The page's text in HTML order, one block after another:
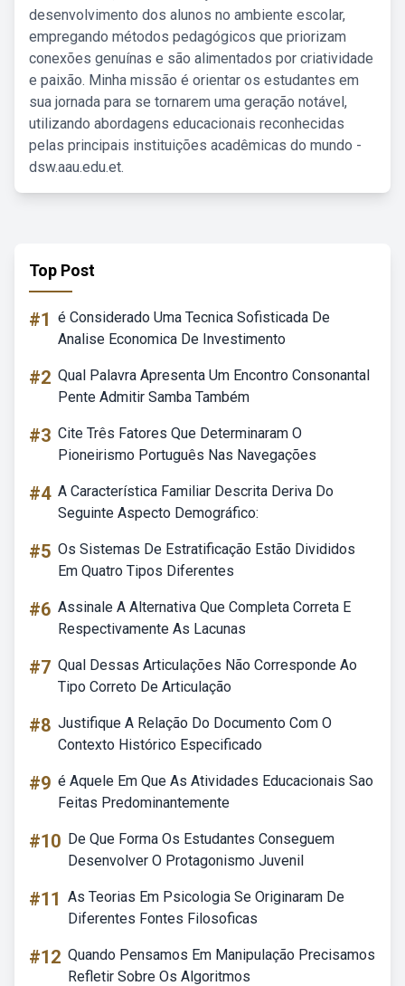
desenvolvimento dos alunos no ambiente escolar,
empregando métodos pedagógicos que priorizam
conexões genuínas e são alimentados por criatividade
e paixão. Minha missão é orientar os estudantes em
sua jornada para se tornarem uma geração notável,
utilizando abordagens educacionais reconhecidas
pelas principais instituições acadêmicas do mundo -
dsw.aau.edu.et.
Top Post
#1 é Considerado Uma Tecnica Sofisticada De
Analise Economica De Investimento
#2 Qual Palavra Apresenta Um Encontro Consonantal
Pente Admitir Samba Também
#3 Cite Três Fatores Que Determinaram O
Pioneirismo Português Nas Navegações
#4 A Característica Familiar Descrita Deriva Do
Seguinte Aspecto Demográfico:
#5 Os Sistemas De Estratificação Estão Divididos
Em Quatro Tipos Diferentes
#6 Assinale A Alternativa Que Completa Correta E
Respectivamente As Lacunas
#7 Qual Dessas Articulações Não Corresponde Ao
Tipo Correto De Articulação
#8 Justifique A Relação Do Documento Com O
Contexto Histórico Especificado
#9 é Aquele Em Que As Atividades Educacionais Sao
Feitas Predominantemente
#10 De Que Forma Os Estudantes Conseguem
Desenvolver O Protagonismo Juvenil
#11 As Teorias Em Psicologia Se Originaram De
Diferentes Fontes Filosoficas
#12 Quando Pensamos Em Manipulação Precisamos
Refletir Sobre Os Algoritmos